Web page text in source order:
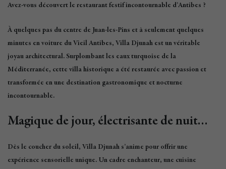
Avez-vous découvert le restaurant festif incontournable d’Antibes ?
À quelques pas du centre de Juan-les-Pins et à seulement quelques
minutes en voiture du Vieil Antibes, Villa Djunah est un véritable
joyau architectural. Surplombant les eaux turquoise de la
Méditerranée, cette villa historique a été restaurée avec passion et
transformée en une destination gastronomique et nocturne
incontournable.
Magique de jour, électrisante de nuit…
Dès le coucher du soleil, Villa Djunah s’anime pour offrir une
expérience sensorielle unique. Un cadre enchanteur, une cuisine